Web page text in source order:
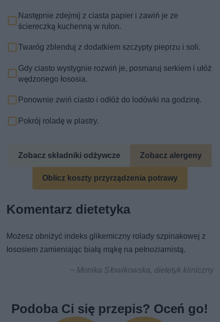
Następnie zdejmij z ciasta papier i zawiń je ze
ściereczką kuchenną w rulon.
Twaróg zblenduj z dodatkiem szczypty pieprzu i soli.
Gdy ciasto wystygnie rozwiń je, posmaruj serkiem i ułóż
wędzonego łososia.
Ponownie zwiń ciasto i odłóż do lodówki na godzinę.
Pokrój roladę w plastry.
Zobacz składniki odżywcze Zobacz alergeny
Oblicz koszty przyrządzenia potrawy
Komentarz dietetyka
Możesz obniżyć indeks glikemiczny rolady szpinakowej z
łososiem zamieniając białą mąkę na pełnoziarnistą.
~ Monika Słowikowska, dietetyk kliniczny
Podoba Ci się przepis? Oceń go!